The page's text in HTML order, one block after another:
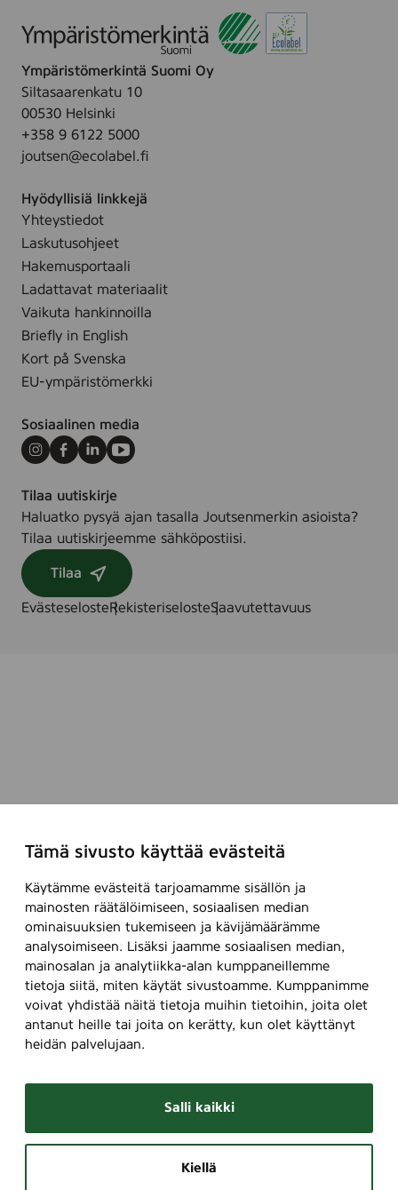
Tämä sivusto käyttää evästeitä
Käytämme evästeitä tarjoamamme sisällön ja
mainosten räätälöimiseen, sosiaalisen median
ominaisuuksien tukemiseen ja kävijämäärämme
analysoimiseen. Lisäksi jaamme sosiaalisen median,
mainosalan ja analytiikka-alan kumppaneillemme
tietoja siitä, miten käytät sivustoamme. Kumppanimme
voivat yhdistää näitä tietoja muihin tietoihin, joita olet
antanut heille tai joita on kerätty, kun olet käyttänyt
heidän palvelujaan.
Salli kaikki
Kiellä
Ympäristömerkintä Suomi Oy
Siltasaarenkatu 10
00530 Helsinki
+358 9 6122 5000
joutsen@ecolabel.fi
Hyödyllisiä linkkejä
Yhteystiedot
Laskutusohjeet
Hakemusportaali
Ladattavat materiaalit
Vaikuta hankinnoilla
Briefly in English
Kort på Svenska
EU-ympäristömerkki
Sosiaalinen media
Instagram
Facebook
LinkedInYoutube
Tilaa uutiskirje
Haluatko pysyä ajan tasalla Joutsenmerkin asioista?
Tilaa uutiskirjeemme sähköpostiisi.
Tilaa
EvästeselosteRekisteriselosteSaavutettavuus